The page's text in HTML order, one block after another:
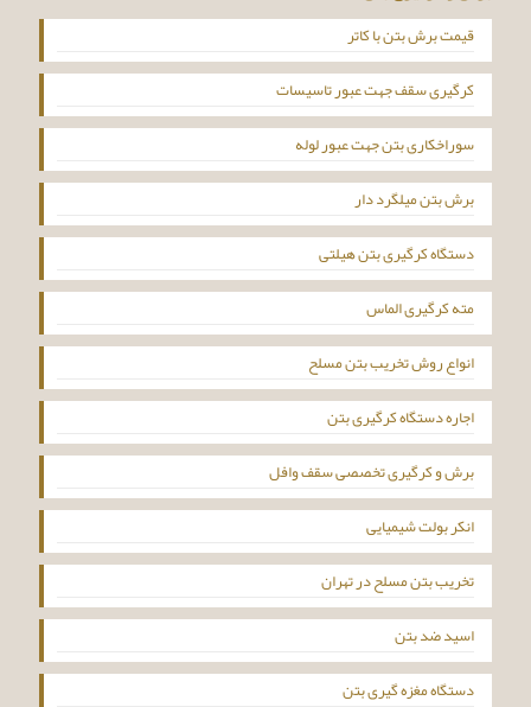
قیمت برش بتن با کاتر
کرگیری سقف جهت عبور تاسیسات
سوراخکاری بتن جهت عبور لوله
برش بتن میلگرد دار
دستگاه کرگیری بتن هیلتی
مته کرگیری الماس
انواع روش تخریب بتن مسلح
اجاره دستگاه کرگیری بتن
برش و کرگیری تخصصی سقف وافل
انکر بولت شیمیایی
تخریب بتن مسلح در تهران
اسید ضد بتن
دستگاه مغزه گیری بتن